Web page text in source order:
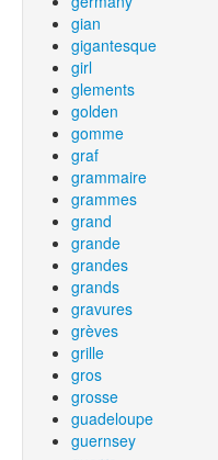
gian
gigantesque
girl
glements
golden
gomme
graf
grammaire
grammes
grand
grande
grandes
grands
gravures
grèves
grille
gros
grosse
guadeloupe
guernsey